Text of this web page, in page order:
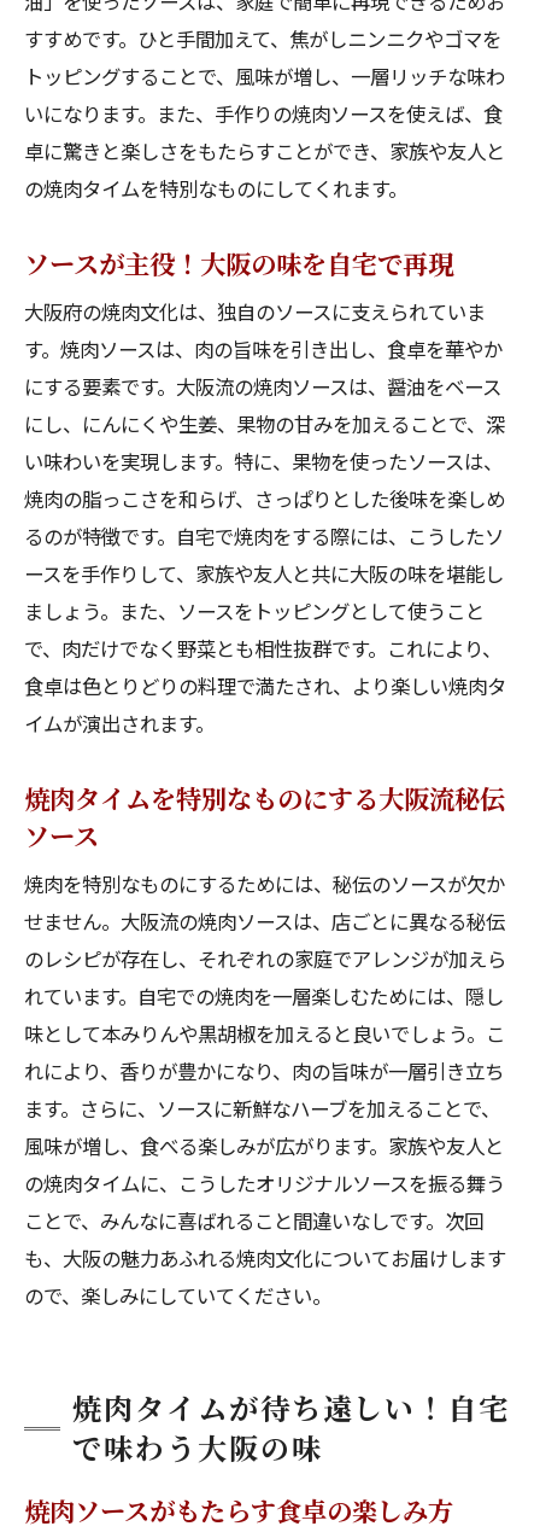
すすめです。ひと手間加えて、焦がしニンニクやゴマを
トッピングすることで、風味が増し、一層リッチな味わ
いになります。また、手作りの焼肉ソースを使えば、食
卓に驚きと楽しさをもたらすことができ、家族や友人と
の焼肉タイムを特別なものにしてくれます。
ソースが主役！大阪の味を自宅で再現
大阪府の焼肉文化は、独自のソースに支えられていま
す。焼肉ソースは、肉の旨味を引き出し、食卓を華やか
にする要素です。大阪流の焼肉ソースは、醤油をベース
にし、にんにくや生姜、果物の甘みを加えることで、深
い味わいを実現します。特に、果物を使ったソースは、
焼肉の脂っこさを和らげ、さっぱりとした後味を楽しめ
るのが特徴です。自宅で焼肉をする際には、こうしたソ
ースを手作りして、家族や友人と共に大阪の味を堪能し
ましょう。また、ソースをトッピングとして使うこと
で、肉だけでなく野菜とも相性抜群です。これにより、
食卓は色とりどりの料理で満たされ、より楽しい焼肉タ
イムが演出されます。
焼肉タイムを特別なものにする大阪流秘伝
ソース
焼肉を特別なものにするためには、秘伝のソースが欠か
せません。大阪流の焼肉ソースは、店ごとに異なる秘伝
のレシピが存在し、それぞれの家庭でアレンジが加えら
れています。自宅での焼肉を一層楽しむためには、隠し
味として本みりんや黒胡椒を加えると良いでしょう。こ
れにより、香りが豊かになり、肉の旨味が一層引き立ち
ます。さらに、ソースに新鮮なハーブを加えることで、
風味が増し、食べる楽しみが広がります。家族や友人と
の焼肉タイムに、こうしたオリジナルソースを振る舞う
ことで、みんなに喜ばれること間違いなしです。次回
も、大阪の魅力あふれる焼肉文化についてお届けします
ので、楽しみにしていてください。
焼肉タイムが待ち遠しい！自宅
で味わう大阪の味
焼肉ソースがもたらす食卓の楽しみ方